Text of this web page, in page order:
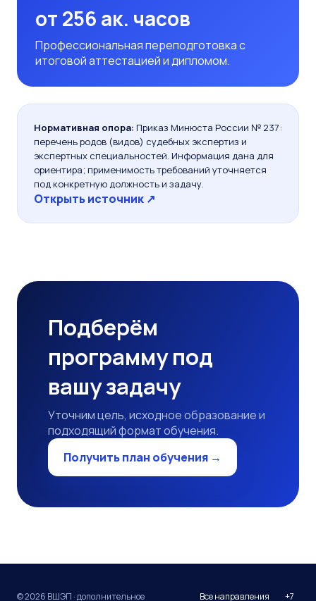
от 256 ак. часов
Профессиональная переподготовка с
итоговой аттестацией и дипломом.
Нормативная опора: Приказ Минюста России № 237:
перечень родов (видов) судебных экспертиз и
экспертных специальностей. Информация дана для
ориентира; применимость требований уточняется
под конкретную должность и задачу.
Открыть источник ↗
Подберём
программу под
вашу задачу
Уточним цель, исходное образование и
подходящий формат обучения.
Получить план обучения →
© 2026 ВШЭП · дополнительное Все направления +7